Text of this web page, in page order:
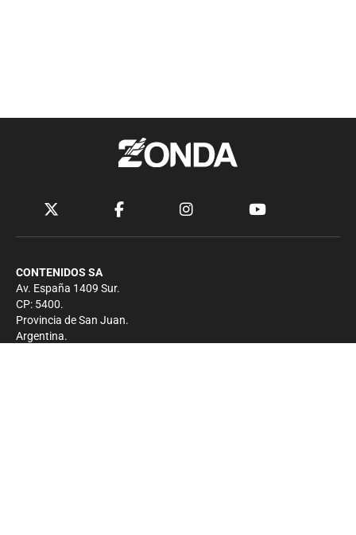
CONTENIDOS SA
Av. España 1409 Sur.
CP: 5400.
Provincia de San Juan.
Argentina.